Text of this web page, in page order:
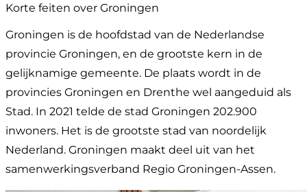
Korte feiten over Groningen
Groningen is de hoofdstad van de Nederlandse
provincie Groningen, en de grootste kern in de
gelijknamige gemeente. De plaats wordt in de
provincies Groningen en Drenthe wel aangeduid als
Stad. In 2021 telde de stad Groningen 202.900
inwoners. Het is de grootste stad van noordelijk
Nederland. Groningen maakt deel uit van het
samenwerkingsverband Regio Groningen-Assen.